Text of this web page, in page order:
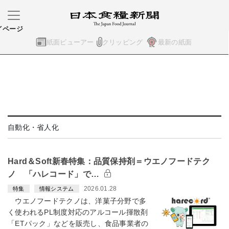
紙面ビューアー クリッピング 最新の紙面
ページ
自動化・省人化
Hard＆Soft新春特集：品質保持剤＝ウエノフードテク
ノ 「ハレコード」で…
特集 情報システム 2026.01.28
ウエノフードテクノは、洋菓子分野で多
く使われるPL制度対応のアルコール揮散剤
「ETパック」などを販売し、食品事業者の